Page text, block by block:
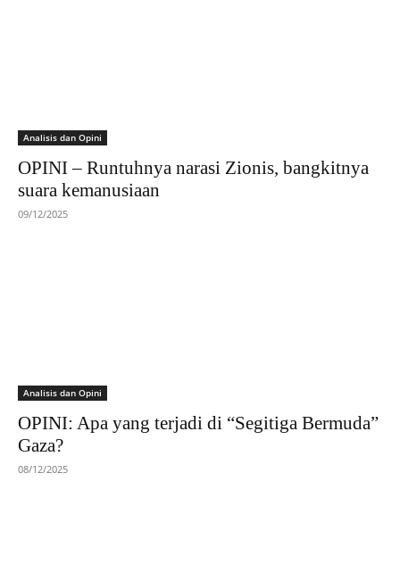
Analisis dan Opini
OPINI – Runtuhnya narasi Zionis, bangkitnya
suara kemanusiaan
09/12/2025
Analisis dan Opini
OPINI: Apa yang terjadi di “Segitiga Bermuda”
Gaza?
08/12/2025